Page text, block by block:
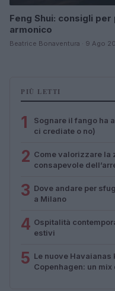
Feng Shui: consigli
armonico
Beatrice Bonaventura · 9 Ago
PIÙ LETTI
1
Sognare il fango ha
ci crediate o no)
2 Come valorizzare la
consapevole
3 Dove andare per
a Milano
4 Ospitalità
estivi
5 Le nuove Havaianas
Copenhagen: un